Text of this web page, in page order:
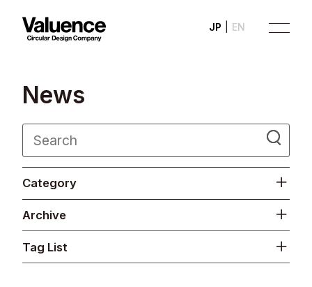
EN
JP
Company
Philosophy
Business
News
Category
Archive
Tag List